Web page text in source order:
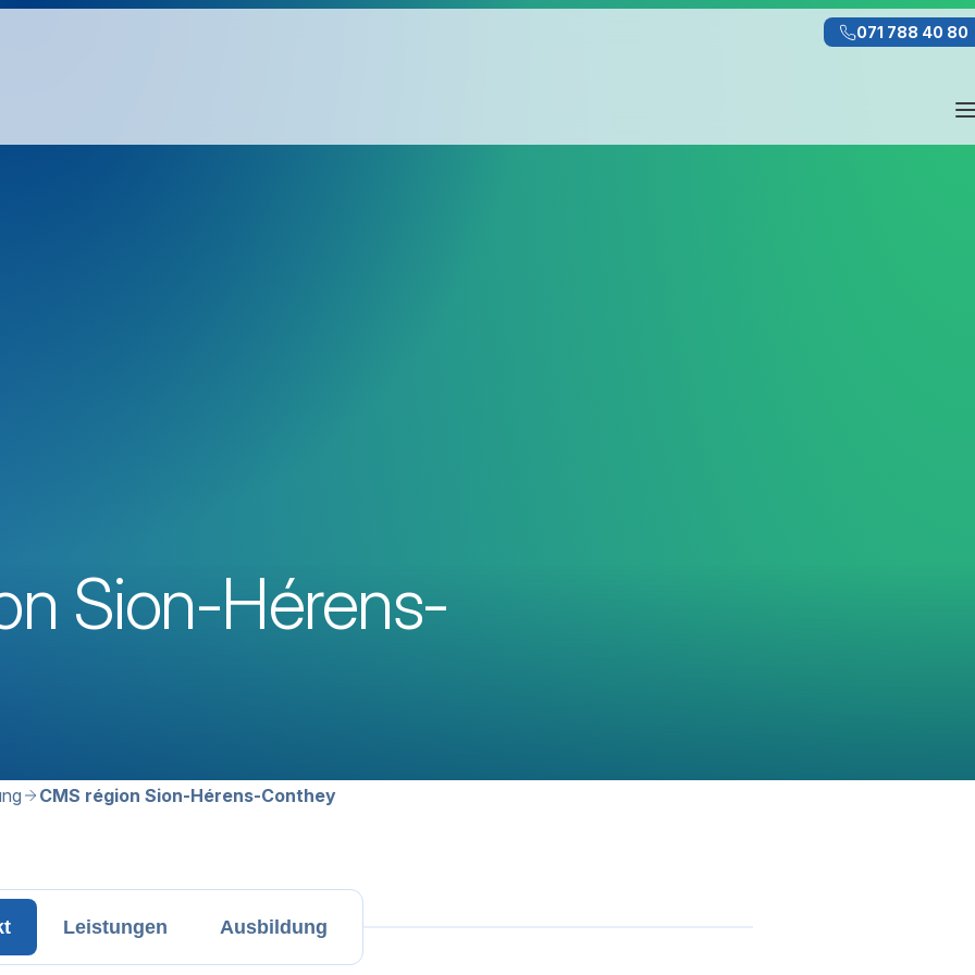
071 788 40 80
Sion-Hérens-
CMS région Sion-Hérens-Conthey
Leistungen Ausbildung